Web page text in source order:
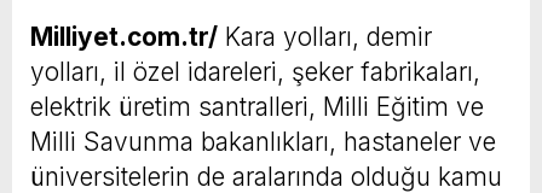
Milliyet.com.tr/ Kara yolları, demir
yolları, il özel idareleri, şeker fabrikaları,
elektrik üretim santralleri, Milli Eğitim ve
Milli Savunma bakanlıkları, hastaneler ve
üniversitelerin de aralarında olduğu kamu